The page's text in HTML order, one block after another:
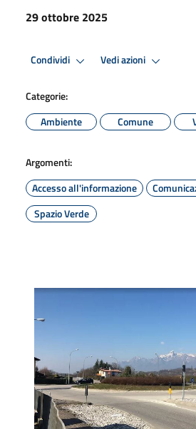
29 ottobre 2025
Condividi Vedi azioni
Categorie:
Ambiente
Comune
Argomenti:
Accesso all'informazione
Spazio Verde